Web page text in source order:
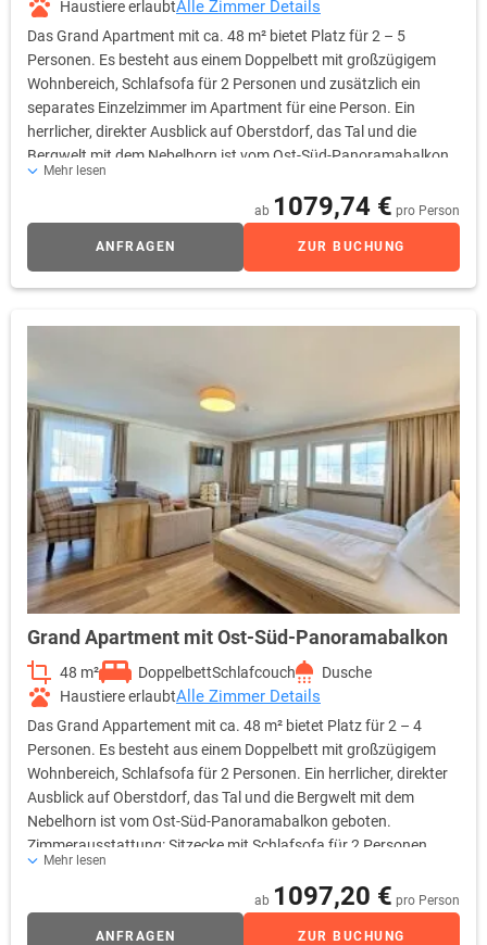
Haustiere erlaubtAlle Zimmer Details
Das Grand Apartment mit ca. 48 m² bietet Platz für 2 – 5
Personen. Es besteht aus einem Doppelbett mit großzügigem
Wohnbereich, Schlafsofa für 2 Personen und zusätzlich ein
separates Einzelzimmer im Apartment für eine Person. Ein
herrlicher, direkter Ausblick auf Oberstdorf, das Tal und die
Bergwelt mit dem Nebelhorn ist vom Ost-Süd-Panoramabalkon
geboten. Zimmerausstattung: Zwei Flachbild-TVs, Schreibtisch
mit Minibar, Safe, freies Wifi, Durchwahltelefon, kofferablage,
Bad mit Dusch-Badewanne, WC, Fön, Kosmetikspiegel
Mehr lesen
ab 1079,74 € pro Person
ANFRAGEN ZUR BUCHUNG
Grand Apartment mit Ost-Süd-Panoramabalkon
48 m² DoppelbettSchlafcouch
Dusche
Haustiere erlaubtAlle Zimmer Details
Das Grand Appartement mit ca. 48 m² bietet Platz für 2 – 4
Personen. Es besteht aus einem Doppelbett mit großzügigem
Wohnbereich, Schlafsofa für 2 Personen. Ein herrlicher, direkter
Ausblick auf Oberstdorf, das Tal und die Bergwelt mit dem
Nebelhorn ist vom Ost-Süd-Panoramabalkon geboten.
Zimmerausstattung: Sitzecke mit Schlafsofa für 2 Personen,
zwei Sessel, Flachbild-TV, Schreibtisch mit Minibar, Safe, freies
Wifi, Durchwahltelefon, Kofferablage, Bad mit Dusche, WC, Fön,
Kosmetikspiegel
Mehr lesen
ab 1097,20 € pro Person
ANFRAGEN ZUR BUCHUNG